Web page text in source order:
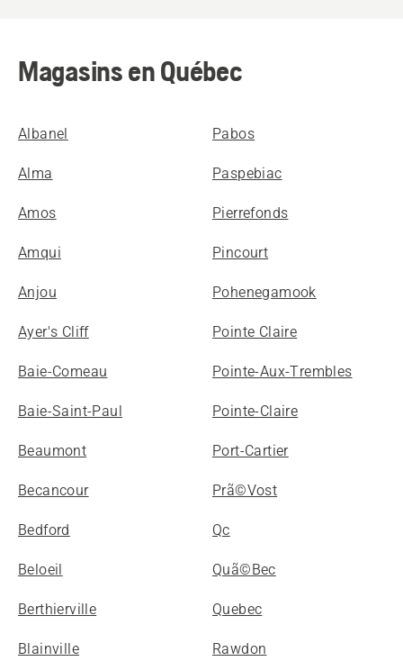
Magasins en Québec
Albanel
Alma
Amos
Amqui
Anjou
Ayer's Cliff
Baie-Comeau
Baie-Saint-Paul
Beaumont
Becancour
Bedford
Beloeil
Berthierville
Blainville
Pabos
Paspebiac
Pierrefonds
Pincourt
Pohenegamook
Pointe Claire
Pointe-Aux-Trembles
Pointe-Claire
Port-Cartier
Prã©Vost
Qc
Quã©Bec
Quebec
Rawdon